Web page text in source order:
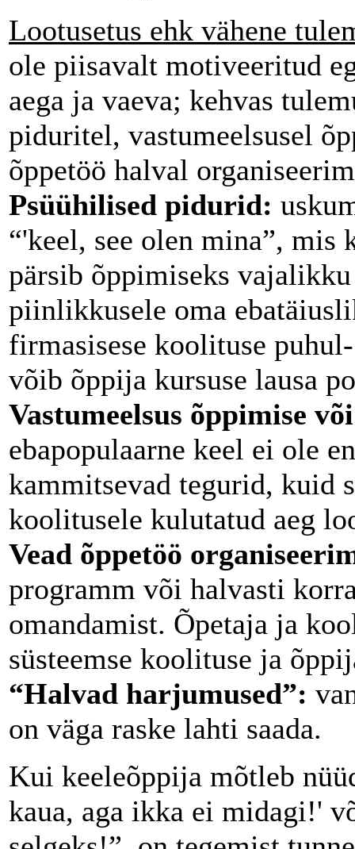
Lootusetus ehk vähene
ole piisavalt motiveeritud
aega ja vaeva; kehvas
piduritel, vastumeelsusel
õppetöö halval
Psüühilised pidurid:
“'keel, see olen mina”, mis
pärsib õppimiseks
piinlikkusele oma
firmasisese koolituse
võib õppija kursuse lausa
Vastumeelsus õppimise
ebapopulaarne keel ei ole
kammitsevad tegurid, kuid
koolitusele kulutatud aeg
Vead õppetöö
programm või halvasti
omandamist. Õpetaja ja
süsteemse koolituse ja
“Halvad harjumused”:
on väga raske lahti saada.
Kui keeleõppija mõtleb
kaua, aga ikka ei midagi!'